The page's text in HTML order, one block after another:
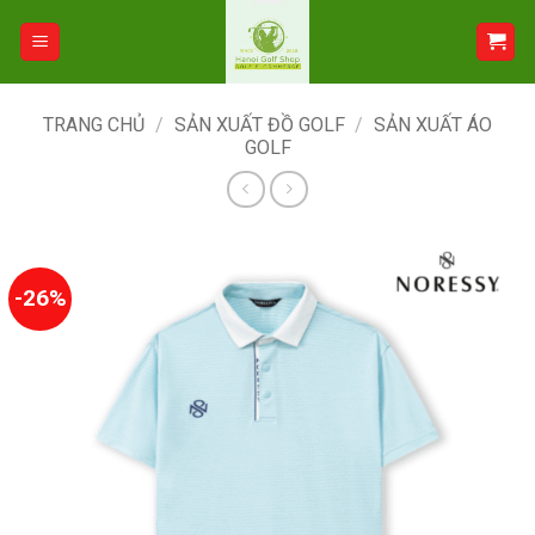
TRANG CHỦ / SẢN XUẤT ĐỒ GOLF / SẢN XUẤT ÁO
GOLF
-26%